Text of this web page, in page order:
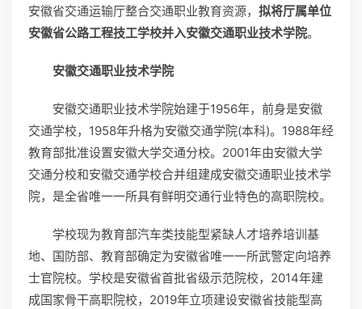
安徽省交通运输厅整合交通职业教育资源， 拟将厅属单位
安徽省公路工程技工学校并入安徽交通职业技术学院。
安徽交通职业技术学院
安徽交通职业技术学院始建于1956年，前身是安徽
交通学校，1958年升格为安徽交通学院(本科)。1988年经
教育部批准设置安徽大学交通分校。2001年由安徽大学
交通分校和安徽交通学校合并组建成安徽交通职业技术学
院，是全省唯一一所具有鲜明交通行业特色的高职院校。
学校现为教育部汽车类技能型紧缺人才培养培训基
地、国防部、教育部确定为安徽省唯一一所武警定向培养
士官院校。学校是安徽省首批省级示范院校，2014年建
成国家骨干高职院校，2019年立项建设安徽省技能型高